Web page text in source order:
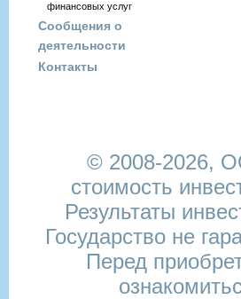
финансовых услуг
Сообщения о
деятельности
Контакты
© 2008-2026,
стоимость
Результаты
Государство не
Перед